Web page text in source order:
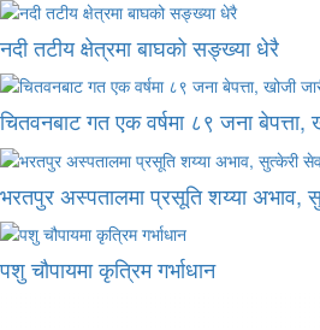
नदी तटीय क्षेत्रमा बाघको सङ्ख्या धेरै
चितवनबाट गत एक वर्षमा ८९ जना बेपत्ता,
भरतपुर अस्पतालमा प्रसूति शय्या अभाव,
पशु चौपायमा कृत्रिम गर्भाधान